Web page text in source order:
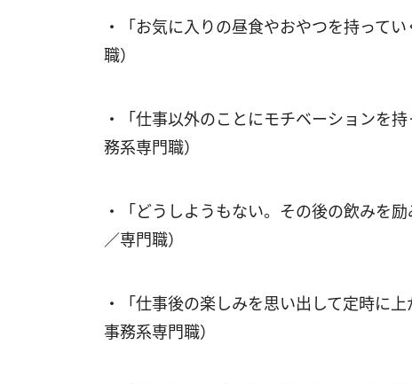
・「お気に入りの昼食やおやつを持って
職）
・「仕事以外のことにモチベーションを
務系専門職）
・「どうしようもない。その後の飲みを
／専門職）
・「仕事後の楽しみを思い出して定時に
事務系専門職）